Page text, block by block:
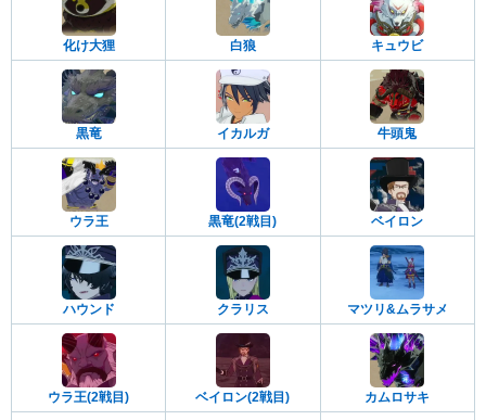
化け大狸 白狼 キュウビ
黒竜 イカルガ 牛頭鬼
ウラ王 黒竜(2戦目) ベイロン
ハウンド クラリス マツリ&ムラサメ
ウラ王(2戦目) ベイロン(2戦目) カムロサキ